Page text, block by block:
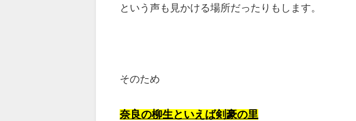
という声も見かける場所だったりもします。
そのため
奈良の柳生といえば剣豪の里